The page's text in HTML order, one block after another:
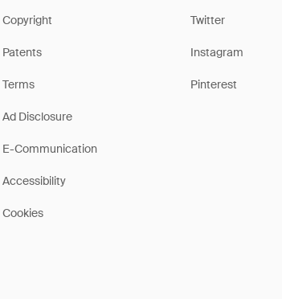
Copyright
Patents
Terms
Ad Disclosure
E-Communication
Accessibility
Cookies
Twitter
Instagram
Pinterest